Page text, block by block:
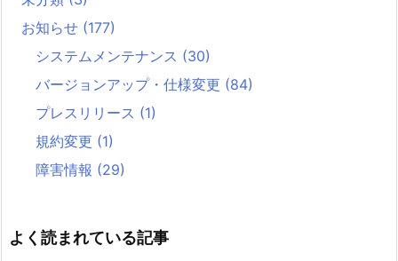
お知らせ (177)
システムメンテナンス (30)
バージョンアップ・仕様変更 (84)
プレスリリース (1)
規約変更 (1)
障害情報 (29)
よく読まれている記事